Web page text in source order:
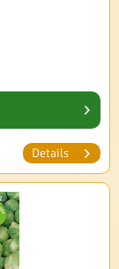
Details